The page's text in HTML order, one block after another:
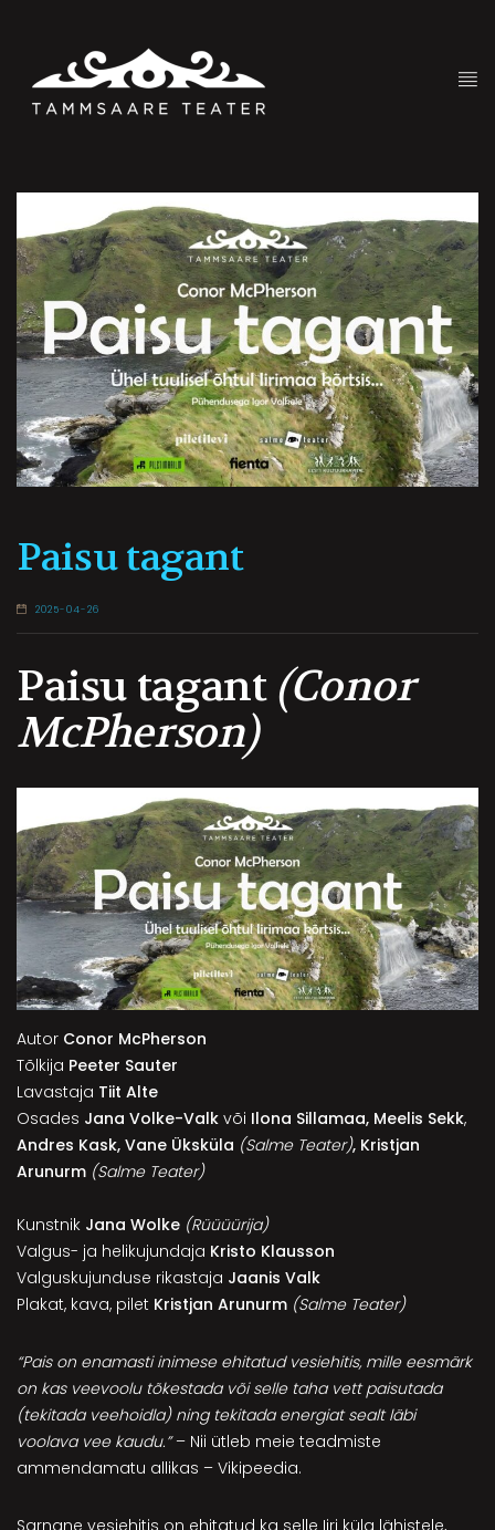
Paisu tagant
2025-04-26
Paisu tagant (Conor
McPherson)
Autor Conor McPherson
Tõlkija Peeter Sauter
Lavastaja Tiit Alte
Osades Jana Volke-Valk või Ilona Sillamaa, Meelis Sekk,
Andres Kask, Vane Üksküla (Salme Teater), Kristjan
Arunurm (Salme Teater)
Kunstnik Jana Wolke (Rüüüürija)
Valgus- ja helikujundaja Kristo Klausson
Valguskujunduse rikastaja Jaanis Valk
Plakat, kava, pilet Kristjan Arunurm (Salme Teater)
“Pais on enamasti inimese ehitatud vesiehitis, mille eesmärk
on kas veevoolu tõkestada või selle taha vett paisutada
(tekitada veehoidla) ning tekitada energiat sealt läbi
voolava vee kaudu.”– Nii ütleb meie teadmiste
ammendamatu allikas – Vikipeedia.
Sarnane vesiehitis on ehitatud ka selle Iiri küla lähistele,